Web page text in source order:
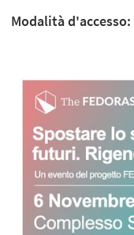
Modalità d'accesso: